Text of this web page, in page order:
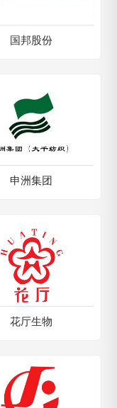
国邦股份
申洲集团
花厅生物